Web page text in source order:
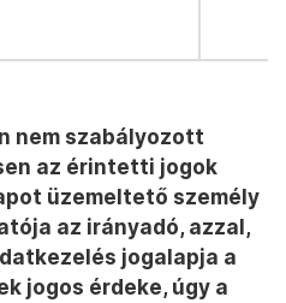
nem szabályozott
az érintetti jogok
üzemeltető személy
az irányadó, azzal,
jogalapja a
jogos érdeke, úgy a